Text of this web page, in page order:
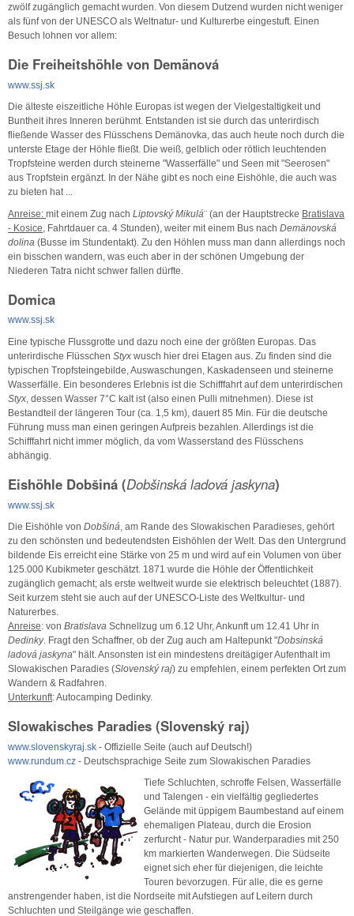
zwölf zugänglich gemacht wurden. Von diesem Dutzend wurden nicht weniger
als fünf von der UNESCO als Weltnatur- und Kulturerbe eingestuft. Einen
Besuch lohnen vor allem:
Die Freiheitshöhle von Demänová
www.ssj.sk
Die älteste eiszeitliche Höhle Europas ist wegen der Vielgestaltigkeit und
Buntheit ihres Inneren berühmt. Entstanden ist sie durch das unterirdisch
fließende Wasser des Flüsschens Demänovka, das auch heute noch durch die
unterste Etage der Höhle fließt. Die weiß, gelblich oder rötlich leuchtenden
Tropfsteine werden durch steinerne "Wasserfälle" und Seen mit "Seerosen"
aus Tropfstein ergänzt. In der Nähe gibt es noch eine Eishöhle, die auch was
zu bieten hat ...
Anreise: mit einem Zug nach Liptovský Mikulá¨ (an der Hauptstrecke Bratislava
- Kosice, Fahrtdauer ca. 4 Stunden), weiter mit einem Bus nach Demänovská
dolina (Busse im Stundentakt). Zu den Höhlen muss man dann allerdings noch
ein bisschen wandern, was euch aber in der schönen Umgebung der
Niederen Tatra nicht schwer fallen dürfte.
Domica
www.ssj.sk
Eine typische Flussgrotte und dazu noch eine der größten Europas. Das
unterirdische Flüsschen Styx wusch hier drei Etagen aus. Zu finden sind die
typischen Tropfsteingebilde, Auswaschungen, Kaskadenseen und steinerne
Wasserfälle. Ein besonderes Erlebnis ist die Schifffahrt auf dem unterirdischen
Styx, dessen Wasser 7°C kalt ist (also einen Pulli mitnehmen). Diese ist
Bestandteil der längeren Tour (ca. 1,5 km), dauert 85 Min. Für die deutsche
Führung muss man einen geringen Aufpreis bezahlen. Allerdings ist die
Schifffahrt nicht immer möglich, da vom Wasserstand des Flüsschens
abhängig.
Eishöhle Dobšiná (Dobšinská ladová jaskyna)
www.ssj.sk
Die Eishöhle von Dobšiná, am Rande des Slowakischen Paradieses, gehört
zu den schönsten und bedeutendsten Eishöhlen der Welt. Das den Untergrund
bildende Eis erreicht eine Stärke von 25 m und wird auf ein Volumen von über
125.000 Kubikmeter geschätzt. 1871 wurde die Höhle der Öffentlichkeit
zugänglich gemacht; als erste weltweit wurde sie elektrisch beleuchtet (1887).
Seit kurzem steht sie auch auf der UNESCO-Liste des Weltkultur- und
Naturerbes.
Anreise: von Bratislava Schnellzug um 6.12 Uhr, Ankunft um 12.41 Uhr in
Dedinky. Fragt den Schaffner, ob der Zug auch am Haltepunkt "Dobsinská
ladová jaskyna" hält. Ansonsten ist ein mindestens dreitägiger Aufenthalt im
Slowakischen Paradies (Slovenský raj) zu empfehlen, einem perfekten Ort zum
Wandern & Radfahren.
Unterkunft: Autocamping Dedinky.
Slowakisches Paradies (Slovenský raj)
www.slovenskyraj.sk - Offizielle Seite (auch auf Deutsch!)
www.rundum.cz - Deutschsprachige Seite zum Slowakischen Paradies
Tiefe Schluchten, schroffe Felsen, Wasserfälle
und Talengen - ein vielfältig gegliedertes
Gelände mit üppigem Baumbestand auf einem
ehemaligen Plateau, durch die Erosion
zerfurcht - Natur pur. Wanderparadies mit 250
km markierten Wanderwegen. Die Südseite
eignet sich eher für diejenigen, die leichte
Touren bevorzugen. Für alle, die es gerne
anstrengender haben, ist die Nordseite mit Aufstiegen auf Leitern durch
Schluchten und Steilgänge wie geschaffen.